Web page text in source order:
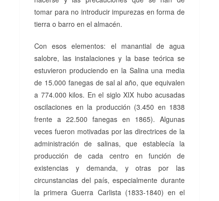
tomar para no introducir impurezas en forma de
tierra o barro en el almacén.
Con esos elementos: el manantial de agua
salobre, las instalaciones y la base teórica se
estuvieron produciendo en la Salina una media
de 15.000 fanegas de sal al año, que equivalen
a 774.000 kilos. En el siglo XIX hubo acusadas
oscilaciones en la producción (3.450 en 1838
frente a 22.500 fanegas en 1865). Algunas
veces fueron motivadas por las directrices de la
administración de salinas, que establecía la
producción de cada centro en función de
existencias y demanda, y otras por las
circunstancias del país, especialmente durante
la primera Guerra Carlista (1833-1840) en el